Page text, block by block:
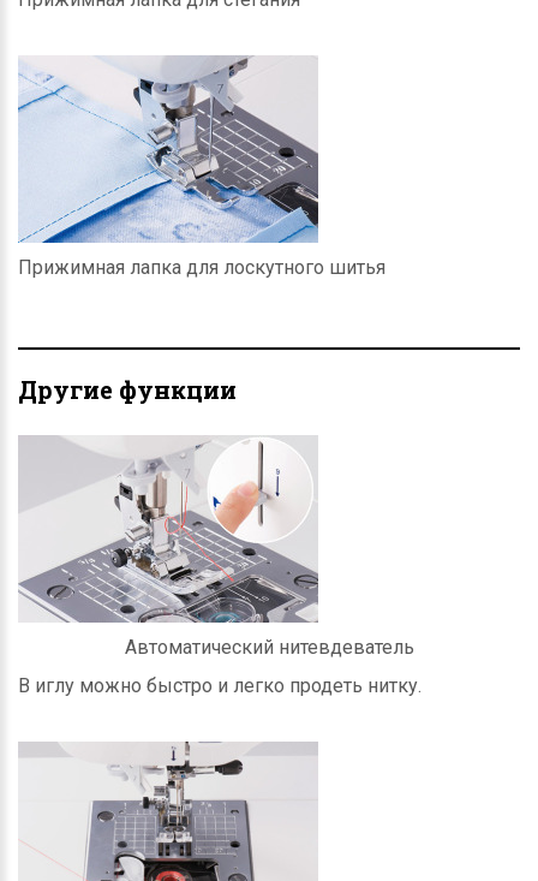
Прижимная лапка для лоскутного шитья
Другие функции
Автоматический нитевдеватель
В иглу можно быстро и легко продеть нитку.